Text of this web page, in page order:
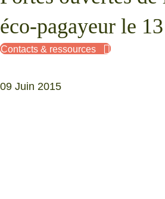
éco-pagayeur le
Contacts & ressources
09 Juin 2015